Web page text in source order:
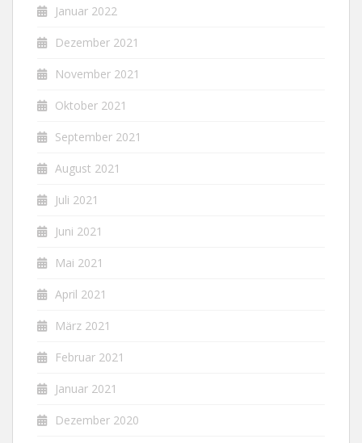
Januar 2022
Dezember 2021
November 2021
Oktober 2021
September 2021
August 2021
Juli 2021
Juni 2021
Mai 2021
April 2021
März 2021
Februar 2021
Januar 2021
Dezember 2020